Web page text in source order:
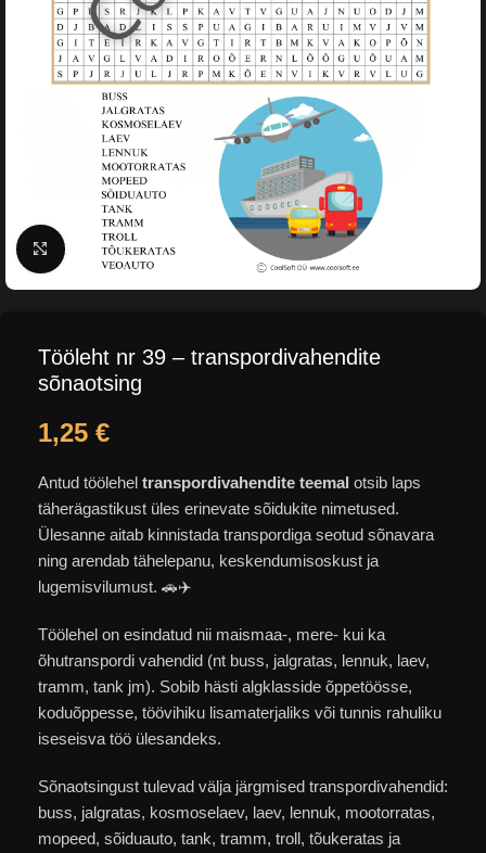
Suurenda
Tööleht nr 39 – transpordivahendite
sõnaotsing
1,25 €
Antud töölehel transpordivahendite teemal otsib laps
täherägastikust üles erinevate sõidukite nimetused.
Ülesanne aitab kinnistada transpordiga seotud sõnavara
ning arendab tähelepanu, keskendumisoskust ja
lugemisvilumust. 🚗✈️
Töölehel on esindatud nii maismaa-, mere- kui ka
õhutranspordi vahendid (nt buss, jalgratas, lennuk, laev,
tramm, tank jm). Sobib hästi algklasside õppetöösse,
koduõppesse, töövihiku lisamaterjaliks või tunnis rahuliku
iseseisva töö ülesandeks.
Sõnaotsingust tulevad välja järgmised transpordivahendid:
buss, jalgratas, kosmoselaev, laev, lennuk, mootorratas,
mopeed, sõiduauto, tank, tramm, troll, tõukeratas ja